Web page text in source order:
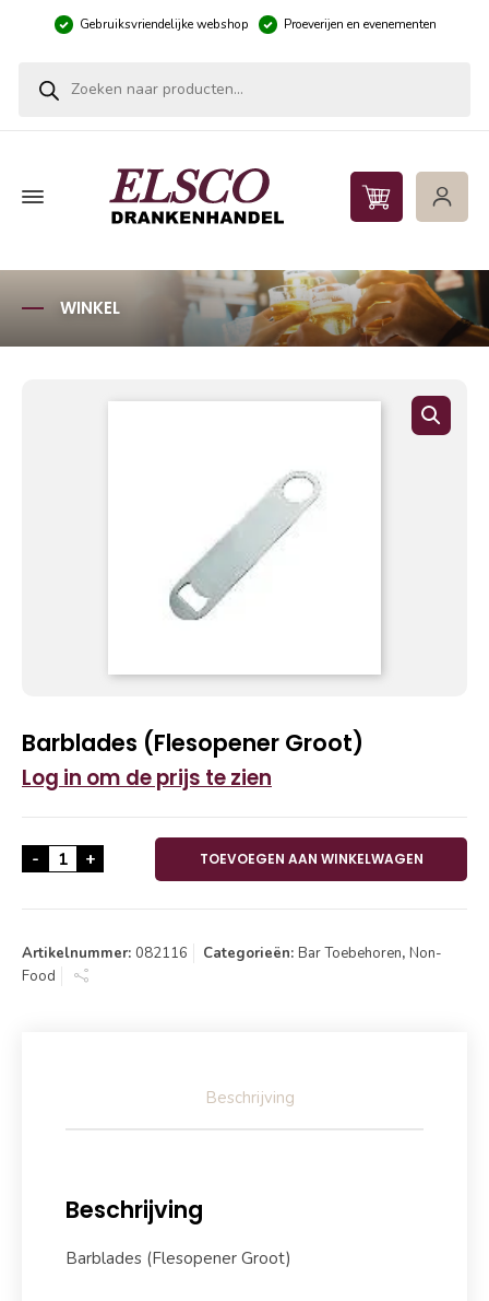
Gebruiksvriendelijke webshop Proeverijen en evenementen
WINKEL
Barblades (Flesopener Groot)
Log in om de prijs te zien
- Barblades (Flesopener Groot) aantal
+ TOEVOEGEN AAN WINKELWAGEN
Artikelnummer: 082116 Categorieën: Bar Toebehoren, Non-
Food
Beschrijving
Beschrijving
Barblades (Flesopener Groot)